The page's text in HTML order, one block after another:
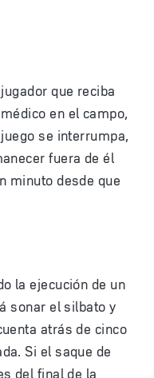
que reciba
en el campo,
se interrumpa,
fuera de él
minuto desde que
la ejecución de un
sonar el silbato y
atrás de cinco
Si el saque de
del final de la